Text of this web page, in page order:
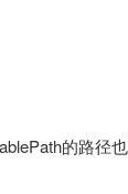
的路径